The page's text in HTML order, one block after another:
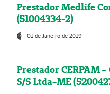
Prestador Medlife
(51004334-2)
01 de Janeiro de 2019
Prestador CERPAM
S/S Ltda-ME